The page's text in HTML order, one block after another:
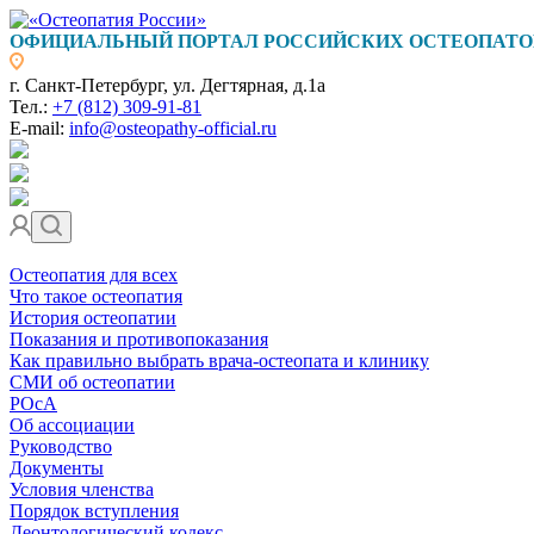
ОФИЦИАЛЬНЫЙ ПОРТАЛ РОССИЙСКИХ
г. Санкт-Петербург, ул. Дегтярная, д.1а
Тел.: +7 (812) 309-91-81
E-mail: info@osteopathy-official.ru
Остеопатия для всех
Что такое остеопатия
История остеопатии
Показания и противопоказания
Как правильно выбрать врача-остеопата и клинику
СМИ об остеопатии
РОсА
Об ассоциации
Руководство
Документы
Условия членства
Порядок вступления